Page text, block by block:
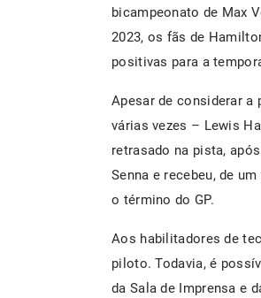
bicampeonato de Max
2023, os fãs de
positivas para a
Apesar de considerar
várias vezes – Lewis
retrasado na pista,
Senna e recebeu, de
o término do GP.
Aos habilitadores de
piloto. Todavia, é
da Sala de Imprensa e